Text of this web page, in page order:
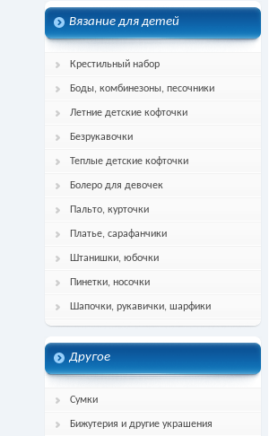
Вязание для детей
Крестильный набор
Боды, комбинезоны, песочники
Летние детские кофточки
Безрукавочки
Теплые детские кофточки
Болеро для девочек
Пальто, курточки
Платье, сарафанчики
Штанишки, юбочки
Пинетки, носочки
Шапочки, рукавички, шарфики
Другое
Сумки
Бижутерия и другие украшения